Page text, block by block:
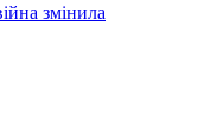
змінила